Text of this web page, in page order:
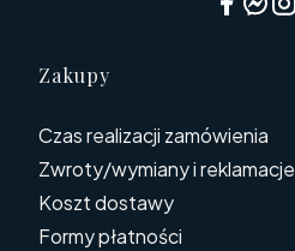
Linki w stopce
Zakupy
Czas realizacji zamówienia
Zwroty/wymiany i reklamacje
Koszt dostawy
Formy płatności